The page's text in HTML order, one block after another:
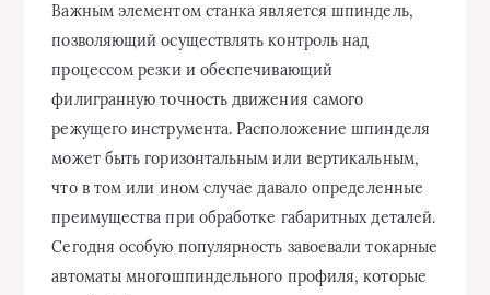
Важным элементом станка является шпиндель,
позволяющий осуществлять контроль над
процессом резки и обеспечивающий
филигранную точность движения самого
режущего инструмента. Расположение шпинделя
может быть горизонтальным или вертикальным,
что в том или ином случае давало определенные
преимущества при обработке габаритных деталей.
Сегодня особую популярность завоевали токарные
автоматы многошпиндельного профиля, которые